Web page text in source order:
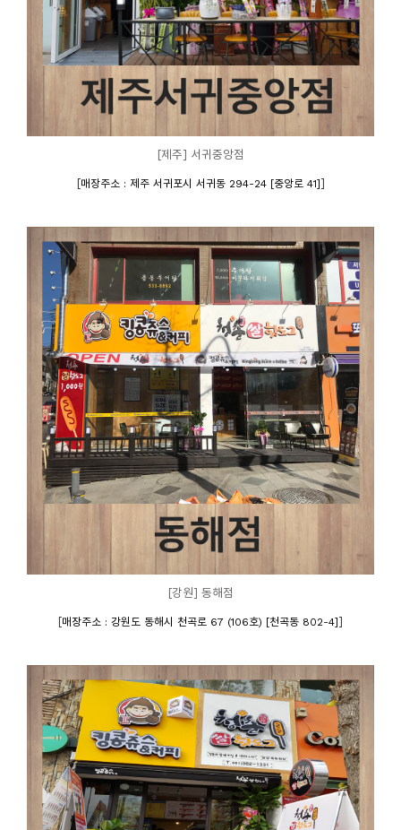
[제주] 서귀중앙점
[매장주소 : 제주 서귀포시 서귀동 294-24 [중앙로 41] ]
[강원] 동해점
[매장주소 : 강원도 동해시 천곡로 67 (106호) [천곡동 802-4] ]